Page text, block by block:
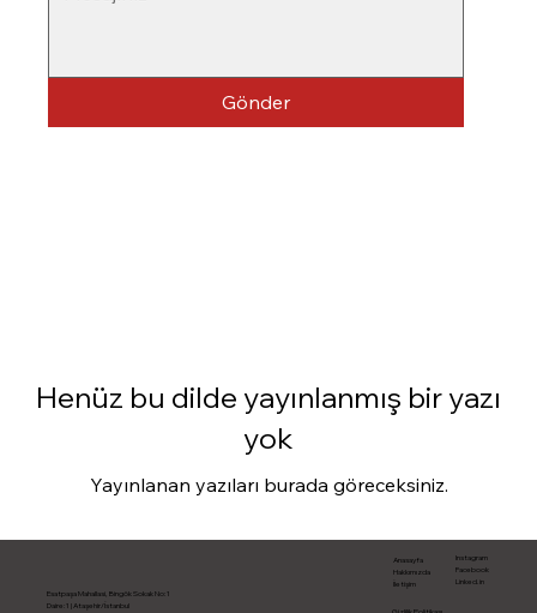
Gönder
Henüz bu dilde yayınlanmış bir yazı
yok
Yayınlanan yazıları burada göreceksiniz.
Esatpaşa Mahallasi, Bingök Sokak No:1
Daire:1 | Ataşehir/İstanbul
Anasayfa
Hakkımızda
İletişim
Instagram
Facebook
Linked.in